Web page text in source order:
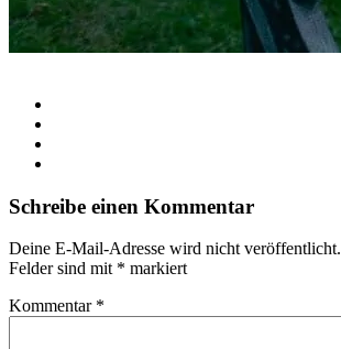
Schreibe einen Kommentar
Deine E-Mail-Adresse wird nicht veröffentlicht.
Felder sind mit * markiert
Kommentar *